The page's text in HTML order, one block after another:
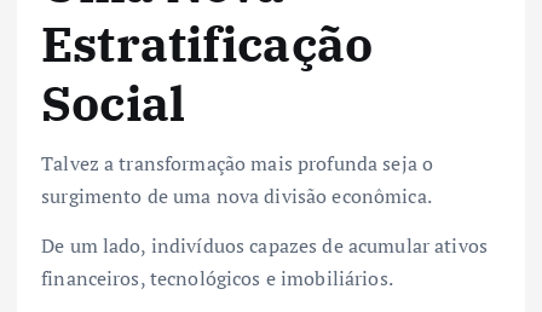
Estratificação
Social
Talvez a transformação mais profunda seja o
surgimento de uma nova divisão econômica.
De um lado, indivíduos capazes de acumular ativos
financeiros, tecnológicos e imobiliários.